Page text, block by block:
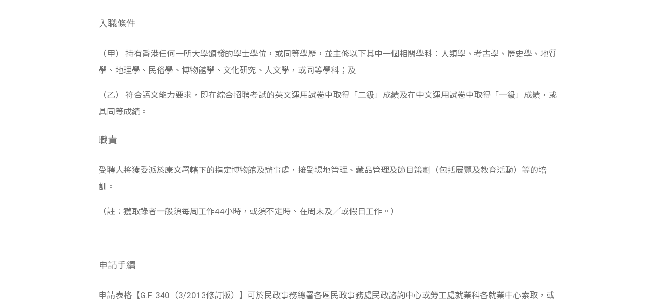
入職條件
（甲） 持有香港任何一所大學頒發的學士學位，或同等學歷，並主修以下其中一個相關學科：人類學、考古學、歷史學、地質
學、地理學、民俗學、博物館學、文化研究、人文學，或同等學科；及
（乙） 符合語文能力要求，即在綜合招聘考試的英文運用試卷中取得「二級」成績及在中文運用試卷中取得「一級」成績，或
具同等成績。
職責
受聘人將獲委派於康文署轄下的指定博物館及辦事處，接受場地管理、藏品管理及節目策劃（包括展覽及教育活動）等的培
訓。
（註：獲取錄者一般須每周工作44小時，或須不定時、在周末及╱或假日工作。）
申請手續
申請表格【G.F. 340（3/2013修訂版）】可於民政事務總署各區民政事務處民政諮詢中心或勞工處就業科各就業中心索取，或